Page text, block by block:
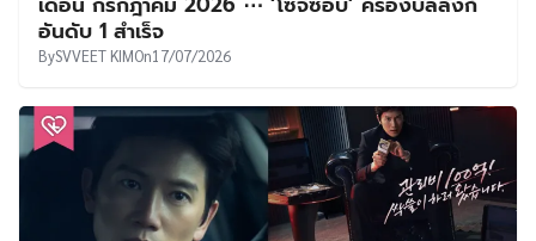
อันดับ 1 สำเร็จ
BySVVEET KIMOn17/07/2026